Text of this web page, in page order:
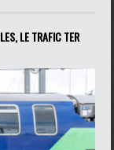
LE TRAFIC TER